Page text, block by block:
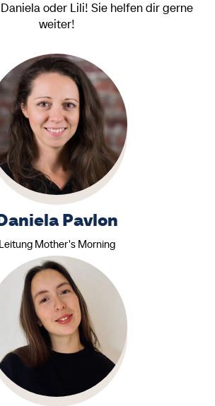
oder Lili! Sie helfen dir gerne
weiter!
Pavlon
Leitung Mother's Morning